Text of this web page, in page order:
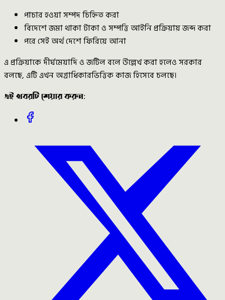
পাচার হওয়া সম্পদ চিহ্নিত করা
বিদেশে জমা থাকা টাকা ও সম্পত্তি আইনি প্রক্রিয়ায় জব্দ করা
পরে সেই অর্থ দেশে ফিরিয়ে আনা
এ প্রক্রিয়াকে দীর্ঘমেয়াদি ও জটিল বলে উল্লেখ করা হলেও সরকার
বলছে, এটি এখন অগ্রাধিকারভিত্তিক কাজ হিসেবে চলছে।
এই খবরটি শেয়ার করুন: